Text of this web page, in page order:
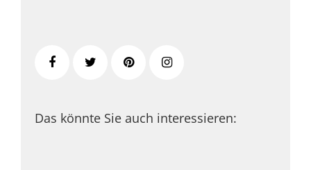
Das könnte Sie auch interessieren: